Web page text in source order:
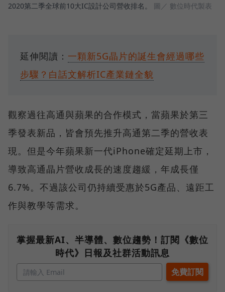
2020第二季全球前10大IC設計公司營收排名。 圖／ 數位時代製表
延伸閱讀： 一顆新5G晶片的誕生會經過哪些
步驟？白話文解析IC產業鏈全貌
觀察過往高通與蘋果的合作模式，當蘋果於第三
季發表新品，皆會預先推升高通第二季的營收表
現。但是今年蘋果新一代iPhone確定延期上市，
導致高通晶片營收成長的速度趨緩，年成長僅
6.7%。不過該公司仍持續受惠於5G產品、遠距工
作與教學等需求。
掌握最新AI、半導體、數位趨勢！訂閱《數位
時代》日報及社群活動訊息